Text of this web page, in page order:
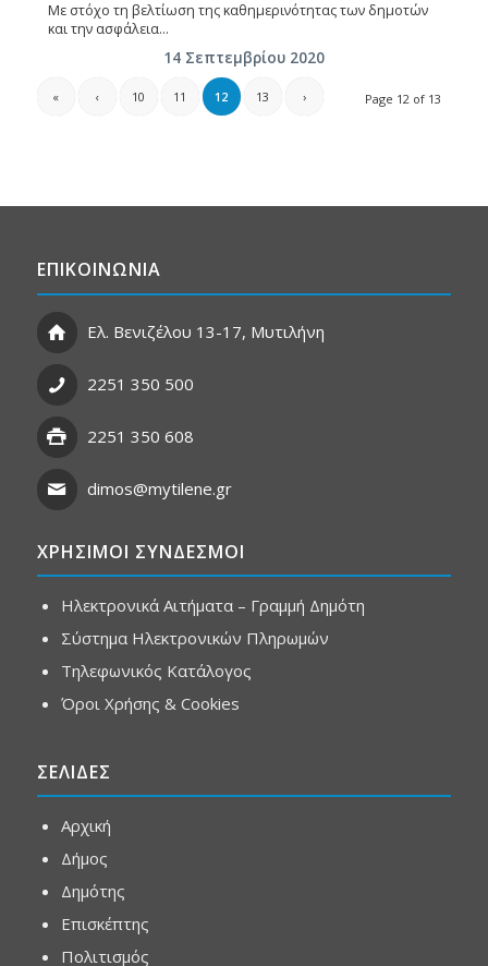
Με στόχο τη βελτίωση της καθημερινότητας των δημοτών
και την ασφάλεια…
14 Σεπτεμβρίου 2020
Page 12 of 13
« ‹ 10 11 12 13 ›
ΕΠΙΚΟΙΝΩΝΙΑ
Ελ. Βενιζέλου 13-17, Μυτιλήνη
2251 350 500
2251 350 608
dimos@mytilene.gr
ΧΡΗΣΙΜΟΙ ΣΥΝΔΕΣΜΟΙ
Ηλεκτρονικά Αιτήματα – Γραμμή Δημότη
Σύστημα Ηλεκτρονικών Πληρωμών
Τηλεφωνικός Κατάλογος
Όροι Χρήσης & Cookies
ΣΕΛΙΔΕΣ
Αρχική
Δήμος
Δημότης
Επισκέπτης
Πολιτισμός